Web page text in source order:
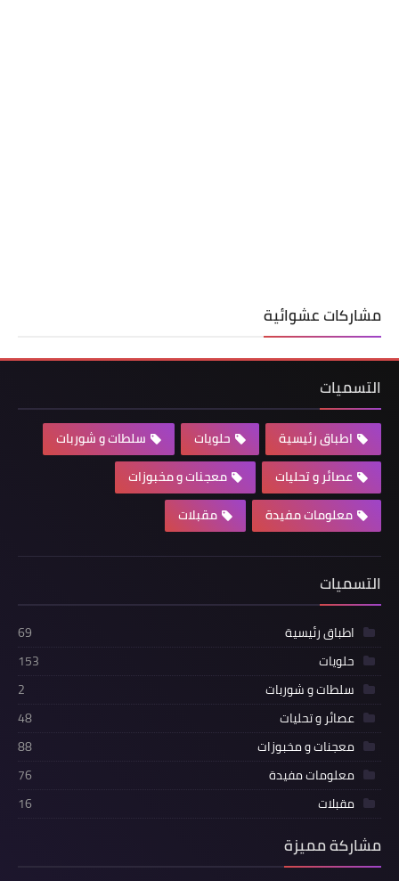
مشاركات عشوائية
التسميات
اطباق رئيسية حلويات
سلطات و شوربات
عصائر و تحليات
معجنات و مخبوزات
معلومات مفيدة
مقبلات
التسميات
اطباق رئيسية
69
حلويات
153
سلطات و شوربات
2
عصائر و تحليات
48
معجنات و مخبوزات
88
معلومات مفيدة
76
مقبلات
16
مشاركة مميزة